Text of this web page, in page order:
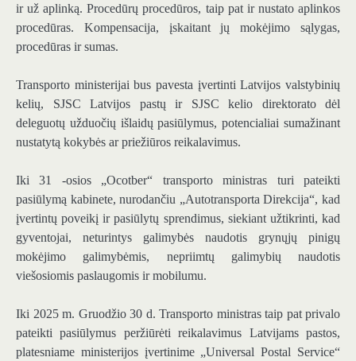
ir už aplinką. Procedūrų procedūros, taip pat ir nustato aplinkos
procedūras. Kompensacija, įskaitant jų mokėjimo sąlygas,
procedūras ir sumas.
Transporto ministerijai bus pavesta įvertinti Latvijos valstybinių
kelių, SJSC Latvijos pastų ir SJSC kelio direktorato dėl
deleguotų užduočių išlaidų pasiūlymus, potencialiai sumažinant
nustatytą kokybės ar priežiūros reikalavimus.
Iki 31 -osios „Ocotber“ transporto ministras turi pateikti
pasiūlymą kabinete, nurodančiu „Autotransporta Direkcija“, kad
įvertintų poveikį ir pasiūlytų sprendimus, siekiant užtikrinti, kad
gyventojai, neturintys galimybės naudotis grynųjų pinigų
mokėjimo galimybėmis, nepriimtų galimybių naudotis
viešosiomis paslaugomis ir mobilumu.
Iki 2025 m. Gruodžio 30 d. Transporto ministras taip pat privalo
pateikti pasiūlymus peržiūrėti reikalavimus Latvijams pastos,
platesniame ministerijos įvertinime „Universal Postal Service“